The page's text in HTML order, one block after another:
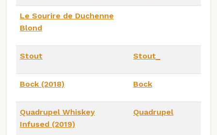
Le Sourire de Duchenne
Blond
Stout Stout_
Bock (2018) Bock
Quadrupel Whiskey
Infused (2019)
Quadrupel